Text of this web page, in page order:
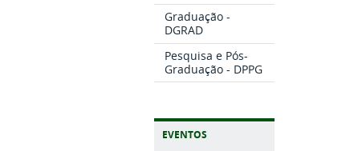
Graduação -
DGRAD
Pesquisa e Pós-
Graduação - DPPG
EVENTOS